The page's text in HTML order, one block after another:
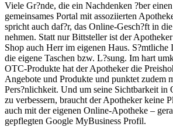
Viele Gr?nde, die ein Nachdenken ?ber
gemeinsames Portal mit assoziierten
spricht auch daf?r, das Online-Gesch?ft in
nehmen. Statt nur Bittsteller ist der
Shop auch Herr im eigenen Haus.
die eigene Taschen bzw. L?sung. Im hart
OTC-Produkte hat der Apotheker die
Angebote und Produkte und punktet zudem
Pers?nlichkeit. Und um seine Sichtbarkeit in
zu verbessern, braucht der Apotheker keine
auch mit der eigenen Online-Apotheke –
gepflegten Google MyBusiness Profil.